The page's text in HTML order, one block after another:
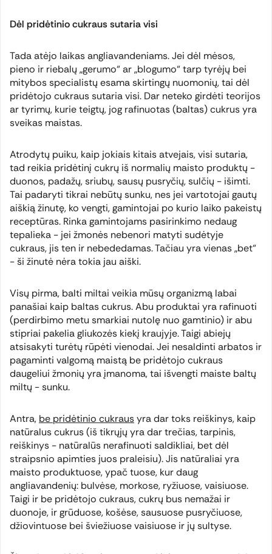
Dėl pridėtinio cukraus sutaria visi
Tada atėjo laikas angliavandeniams. Jei dėl mėsos,
pieno ir riebalų „gerumo“ ar „blogumo“ tarp tyrėjų bei
mitybos specialistų esama skirtingų nuomonių, tai dėl
pridėtojo cukraus sutaria visi. Dar neteko girdėti teorijos
ar tyrimų, kurie teigtų, jog rafinuotas (baltas) cukrus yra
sveikas maistas.
Atrodytų puiku, kaip jokiais kitais atvejais, visi sutaria,
tad reikia pridėtinį cukrų iš normalių maisto produktų -
duonos, padažų, sriubų, sausų pusryčių, sulčių - išimti.
Tai padaryti tikrai nebūtų sunku, nes jei vartotojai gautų
aiškią žinutę, ko vengti, gamintojai po kurio laiko pakeistų
receptūras. Rinka gamintojams pasirinkimo nedaug
tepalieka - jei žmonės nebenori matyti sudėtyje
cukraus, jis ten ir nebededamas. Tačiau yra vienas „bet“
- ši žinutė nėra tokia jau aiški.
Visų pirma, balti miltai veikia mūsų organizmą labai
panašiai kaip baltas cukrus. Abu produktai yra rafinuoti
(perdirbimo metu smarkiai nutolę nuo gamtinio) ir abu
stipriai pakelia gliukozės kiekį kraujyje. Taigi abiejų
atsisakyti turėtų rūpėti vienodai. Jei nesaldinti arbatos ir
pagaminti valgomą maistą be pridėtojo cukraus
daugeliui žmonių yra įmanoma, tai išvengti maiste baltų
miltų - sunku.
Antra, be pridėtinio cukrausyra dar toks reiškinys, kaip
natūralus cukrus (iš tikrųjų yra dar trečias, tarpinis,
reiškinys - natūralūs nerafinuoti saldikliai, bet dėl
straipsnio apimties juos praleisiu). Jis natūraliai yra
maisto produktuose, ypač tuose, kur daug
angliavandenių: bulvėse, morkose, ryžiuose, vaisiuose.
Taigi ir be pridėtojo cukraus, cukrų bus nemažai ir
duonoje, ir grūduose, košėse, sausuose pusryčiuose,
džiovintuose bei šviežiuose vaisiuose ir jų sultyse.